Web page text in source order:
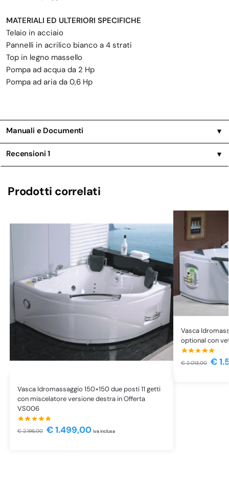
MATERIALI ED ULTERIORI SPECIFICHE
Telaio in acciaio
Pannelli in acrilico bianco a 4 strati
Top in legno massello
Pompa ad acqua da 2 Hp
Pompa ad aria da 0,6 Hp
Manuali e Documenti ▼
Recensioni1 ▼
Prodotti correlati
Vasca Idromassaggio 150×150 due posti 11 getti
con miscelatore versione destra in Offerta
VS006
€2.196,00 €1.499,00 iva inclusa
Vasca
optional con
€2.013,00 €